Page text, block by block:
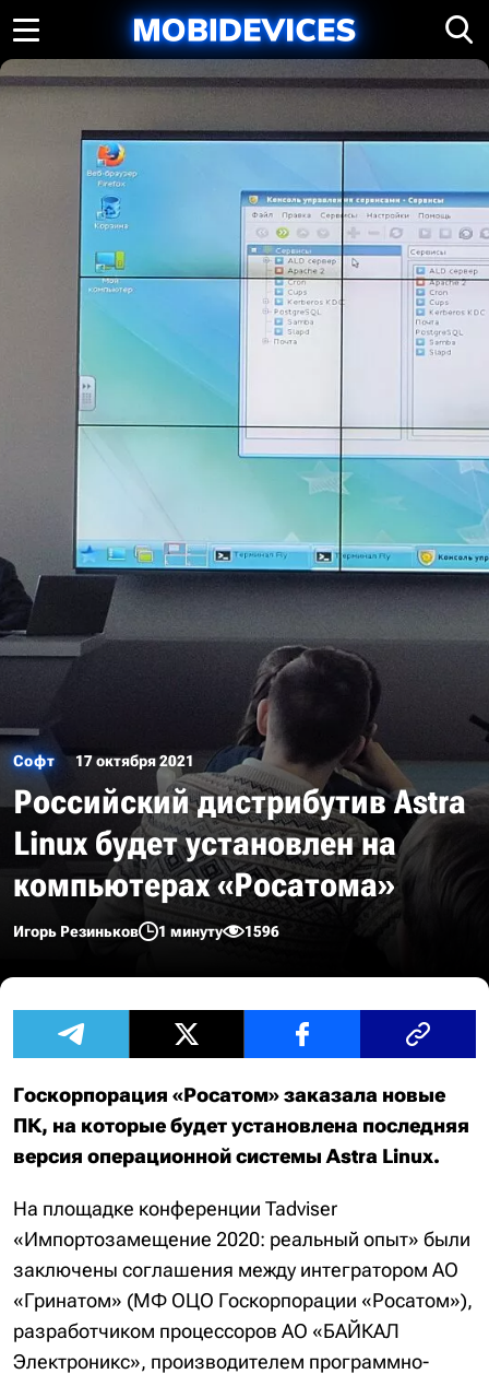
Софт 17 октября 2021
Российский дистрибутив Astra
Linux будет установлен на
компьютерах «Росатома»
Игорь Резиньков 1 минуту 1596
Госкорпорация «Росатом» заказала новые
ПК, на которые будет установлена последняя
версия операционной системы Astra Linux.
На площадке конференции Tadviser
«Импортозамещение 2020: реальный опыт» были
заключены соглашения между интегратором АО
«Гринатом» (МФ ОЦО Госкорпорации «Росатом»),
разработчиком процессоров АО «БАЙКАЛ
Электроникс», производителем программно-